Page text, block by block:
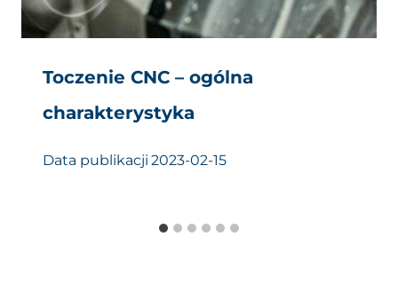
Toczenie CNC – ogólna
charakterystyka
Data publikacji 2023-02-15